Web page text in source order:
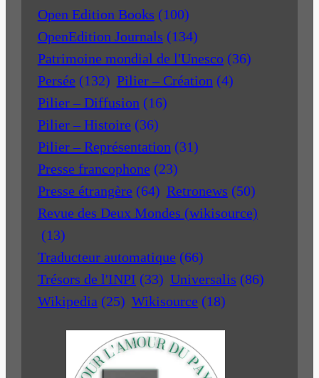
Open Edition Books (100)
OpenEdition Journals (134)
Patrimoine mondial de l'Unesco (36)
Persée (132) Pilier – Création (4)
Pilier – Diffusion (16)
Pilier – Histoire (36)
Pilier – Représentation (31)
Presse francophone (23)
Presse étrangère (64) Retronews (50)
Revue des Deux Mondes (wikisource)
(13)
Traducteur automatique (66)
Trésors de l'INPI (33) Universalis (86)
Wikipedia (25) Wikisource (18)